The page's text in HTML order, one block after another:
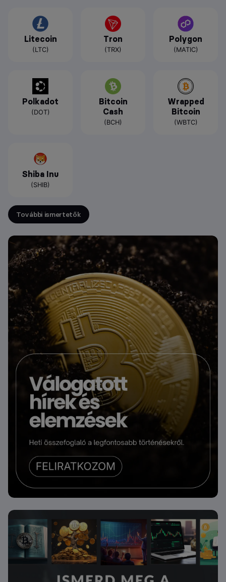
Litecoin
(LTC)
Tron
(TRX)
Polygon
(MATIC)
Polkadot
(DOT)
Bitcoin
Cash
(BCH)
Wrapped
Bitcoin
(WBTC)
Shiba Inu
(SHIB)
További ismertetők